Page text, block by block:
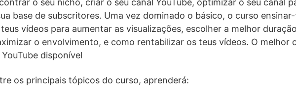
o seu nicho, criar o seu canal YouTube, optimizar o seu canal
base de subscritores. Uma vez dominado o básico, o curso
vídeos para aumentar as visualizações, escolher a melhor
o envolvimento, e como rentabilizar os teus vídeos. O melhor
disponível
os principais tópicos do curso, aprenderá: